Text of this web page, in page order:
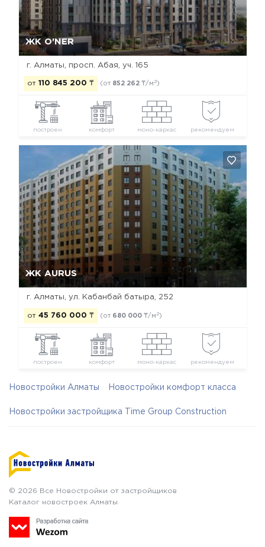
ЖК O'NER
г. Алматы, просп. Абая, уч. 165
от 110 845 200 ₸ (от 852 262 ₸/м 2)
построен комфорт моно-каркас рекомендуем
ЖК AURUS
г. Алматы, ул. Кабанбай батыра, 252
от 45 760 000 ₸ (от 680 000 ₸/м 2)
построен комфорт моно-каркас рекомендуем
Да, удалить
Новостройки Алматы Новостройки комфорт класса
Новостройки застройщика Time Group Construction
© 2026 Все Новостройки от застройщиков
Каталог новостроек Алматы